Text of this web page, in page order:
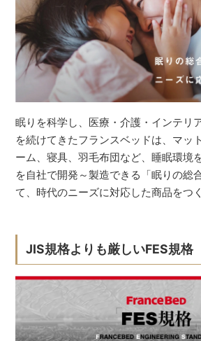
眠りを科学し、医療・介護・インテリ
を続けてきたフランスベッドは、マッ
ーム、寝具、羽毛布団など、睡眠環境
を自社で開発～製造できる「眠りの総
て、時代のニーズに対応した商品をつ
JIS規格よりも厳しいFES規格